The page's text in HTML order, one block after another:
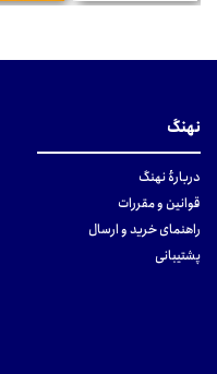
نهنگ
دربارهٔ نهنگ
قوانین و مقررات
راهنمای خرید و ارسال
پشتیبانی